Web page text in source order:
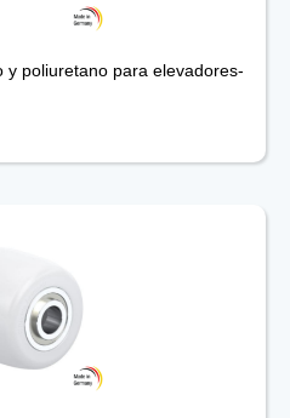
poliuretano para elevadores-